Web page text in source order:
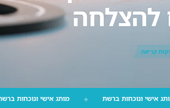
להצלחה
מותג אישי ונוכחות ברשת ✦ מותג אישי